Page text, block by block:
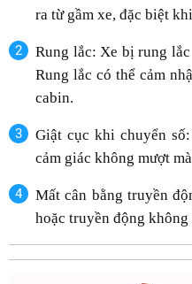
ra từ gầm xe, đặc biệt
Rung lắc: Xe bị rung
Rung lắc có thể cảm
cabin.
Giật cục khi chuyển
cảm giác không mượt
Mất cân bằng truyền
hoặc truyền động không